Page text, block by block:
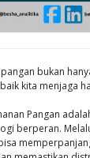
bukan
kita menjaga
Pangan
berperan.